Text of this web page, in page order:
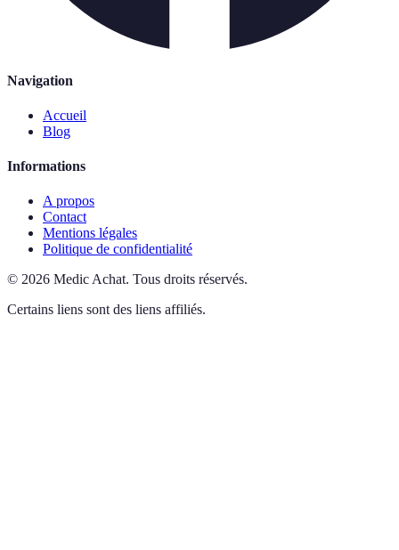
Navigation
Accueil
Blog
Informations
A propos
Contact
Mentions légales
Politique de confidentialité
© 2026 Medic Achat. Tous droits réservés.
Certains liens sont des liens affiliés.